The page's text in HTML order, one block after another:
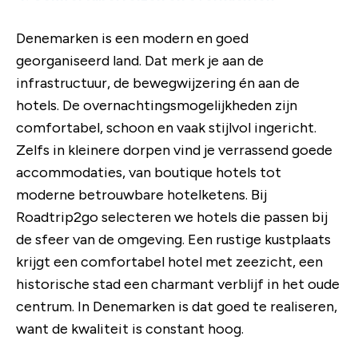
Denemarken is een modern en goed
georganiseerd land. Dat merk je aan de
infrastructuur, de bewegwijzering én aan de
hotels. De overnachtingsmogelijkheden zijn
comfortabel, schoon en vaak stijlvol ingericht.
Zelfs in kleinere dorpen vind je verrassend goede
accommodaties, van boutique hotels tot
moderne betrouwbare hotelketens. Bij
Roadtrip2go selecteren we hotels die passen bij
de sfeer van de omgeving. Een rustige kustplaats
krijgt een comfortabel hotel met zeezicht, een
historische stad een charmant verblijf in het oude
centrum. In Denemarken is dat goed te realiseren,
want de kwaliteit is constant hoog.